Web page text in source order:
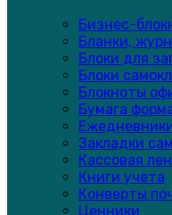
Бизнес-
Бланки,
Блоки для
Блоки
Блокноты
Бумага
Закладки
Кассовая
Книги учета
Конверты
Ценники